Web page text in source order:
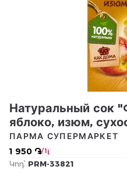
Натуральный сок
яблоко, изюм,
1 950 ֏/ 1լ
ПАРМА СУПЕРМАРКЕТ
Կոդ՝ PRM-33821